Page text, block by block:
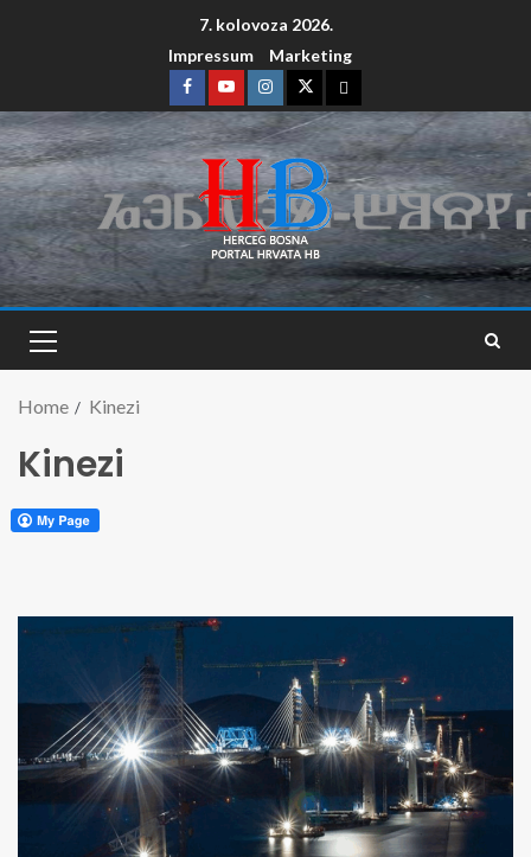
7. kolovoza 2026.
Impressum
Marketing
Home Kinezi
Kinezi